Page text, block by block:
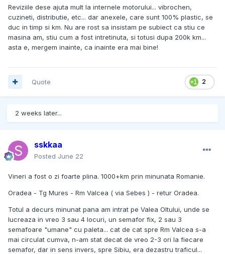
Reviziile dese ajuta mult la internele motorului... vibrochen,
cuzineti, distributie, etc... dar anexele, care sunt 100% plastic, se
duc in timp si km. Nu are rost sa insistam pe subiect ca stiu ce
masina am, stiu cum a fost intretinuta, si totusi dupa 200k km...
asta e, mergem inainte, ca inainte era mai bine!
2
Quote
2 weeks later...
sskkaa
Posted June 22
Vineri a fost o zi foarte plina. 1000+km prin minunata Romanie.
Oradea - Tg Mures - Rm Valcea ( via Sebes ) - retur Oradea.
Totul a decurs minunat pana am intrat pe Valea Oltului, unde se
lucreaza in vreo 3 sau 4 locuri, un semafor fix, 2 sau 3
semafoare "umane" cu paleta... cat de cat spre Rm Valcea s-a
mai circulat cumva, n-am stat decat de vreo 2-3 ori la fiecare
semafor, dar in sens invers, spre Sibiu, era dezastru traficul...